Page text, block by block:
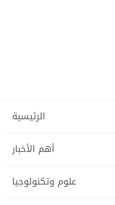
الرئيسية
أهم الأخبار
علوم وتكنولوجيا